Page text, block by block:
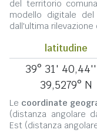
del territorio
modello digitale
dall'ultima rilevazione
latitudine
39° 31'
39,5279° N
Le coordinate
(distanza angolare
Est (distanza